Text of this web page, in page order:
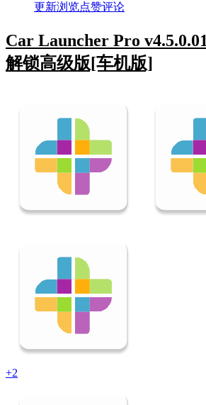
更新浏览点赞评论
Car Launcher Pro
解锁高级版[车机版]
+2